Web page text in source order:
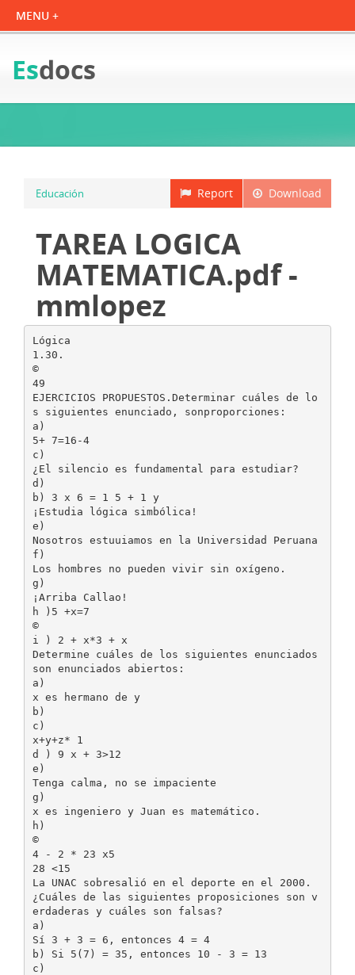
Esdocs
Download
Report
Educación
TAREA LOGICA
MATEMATICA.pdf -
mmlopez
Lógica
1.30.
©
49
EJERCICIOS PROPUESTOS.Determinar cuáles de lo
s siguientes enunciado, sonproporciones:
a)
5+ 7=16-4
c)
¿El silencio es fundamental para estudiar?
d)
b) 3 x 6 = 1 5 + 1 y
¡Estudia lógica simbólica!
e)
Nosotros estuuiamos en la Universidad Peruana
f)
Los hombres no pueden vivir sin oxígeno.
g)
¡Arriba Callao!
h )5 +x=7
©
i ) 2 + x*3 + x
Determine cuáles de los siguientes enunciados
son enunciados abiertos:
a)
x es hermano de y
b)
c)
x+y+z* 1
d ) 9 x + 3>12
e)
Tenga calma, no se impaciente
g)
x es ingeniero y Juan es matemático.
h)
©
4 - 2 * 23 x5
28 <15
La UNAC sobresalió en el deporte en el 2000.
¿Cuáles de las siguientes proposiciones son v
erdaderas y cuáles son falsas?
a)
Sí 3 + 3 = 6, entonces 4 = 4
b) Si 5(7) = 35, entonces 10 - 3 = 13
c)